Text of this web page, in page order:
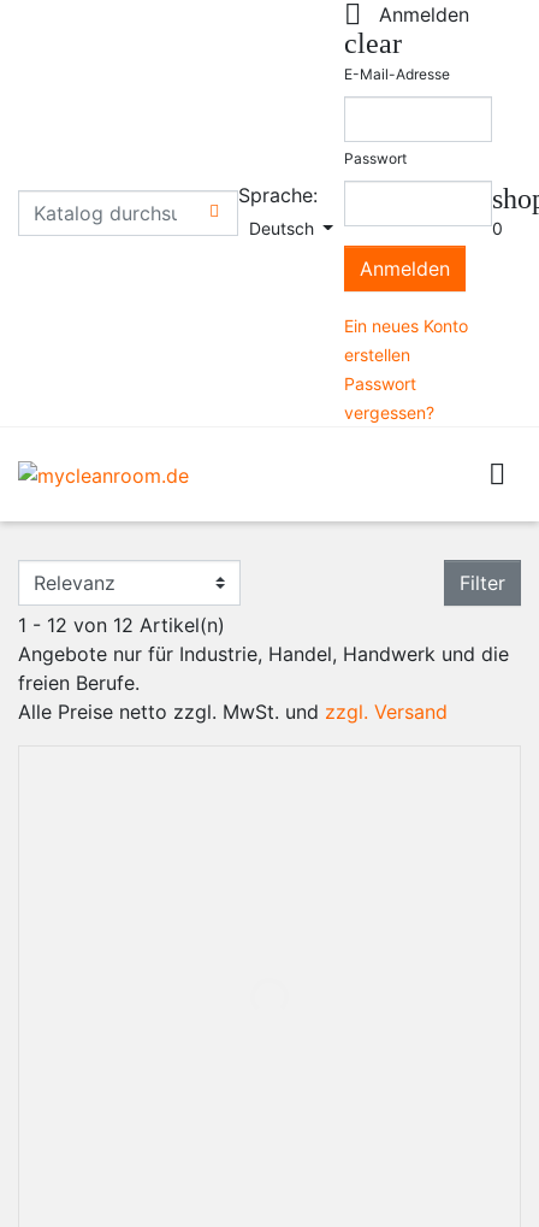

Sprache:
Deutsch
 Anmelden
clear
E-Mail-Adresse
Passwort
Anmelden
Ein neues Konto
erstellen
Passwort
vergessen?
0

Filter
1 - 12 von 12 Artikel(n)
Angebote nur für Industrie, Handel, Handwerk und die
freien Berufe.
Alle Preise netto zzgl. MwSt. und zzgl. Versand